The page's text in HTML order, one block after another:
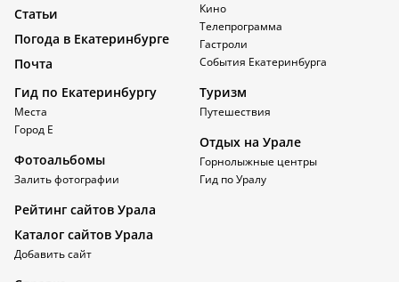
Статьи
Погода в Екатеринбурге
Почта
Кино
Телепрограмма
Гастроли
События Екатеринбурга
Гид по Екатеринбургу
Места
Город Е
Фотоальбомы
Залить фотографии
Туризм
Путешествия
Отдых на Урале
Горнолыжные центры
Гид по Уралу
Рейтинг сайтов Урала
Каталог сайтов Урала
Добавить сайт